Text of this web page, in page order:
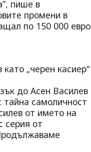
пише в
промени в
по 150 000 евро
„черен касиер“
до Асен Василев
самоличност
от името на
серия от